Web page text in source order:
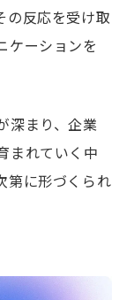
の反応を受け取
ケーションを
深まり、企業
まれていく中
第に形づくられ